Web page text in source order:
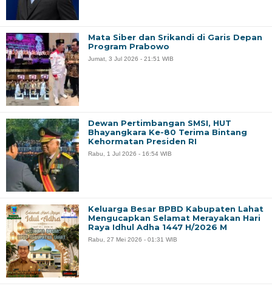
Mata Siber dan Srikandi di Garis Depan
Program Prabowo
Jumat, 3 Jul 2026 - 21:51 WIB
Dewan Pertimbangan SMSI, HUT
Bhayangkara Ke-80 Terima Bintang
Kehormatan Presiden RI
Rabu, 1 Jul 2026 - 16:54 WIB
Keluarga Besar BPBD Kabupaten Lahat
Mengucapkan Selamat Merayakan Hari
Raya Idhul Adha 1447 H/2026 M
Rabu, 27 Mei 2026 - 01:31 WIB